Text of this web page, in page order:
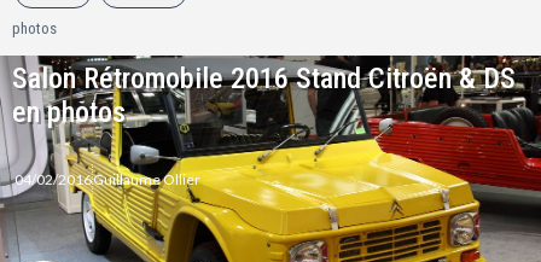
photos
Salon Rétromobile 2016 Stand Citroën & DS
en photos
04/02/2016Guillaume Ollier